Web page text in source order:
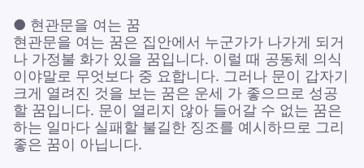
● 현관문을 여는 꿈
현관문을 여는 꿈은 집안에서 누군가가 나가게 되거
나 가정불 화가 있을 꿈입니다. 이럴 때 공동체 의식
이야말로 무엇보다 중 요합니다. 그러나 문이 갑자기
크게 열려진 것을 보는 꿈은 운세 가 좋으므로 성공
할 꿈입니다. 문이 열리지 않아 들어갈 수 없는 꿈은
하는 일마다 실패할 불길한 징조를 예시하므로 그리
좋은 꿈이 아닙니다.